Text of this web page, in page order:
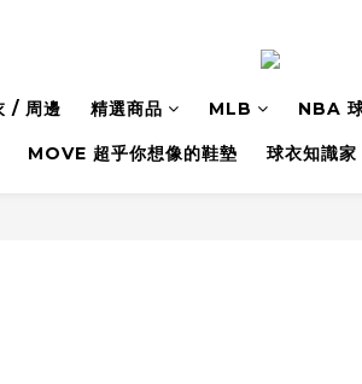
/ 周邊 精選商品 MLB NBA
MOVE 超乎你想像的鞋墊 球衣知識家